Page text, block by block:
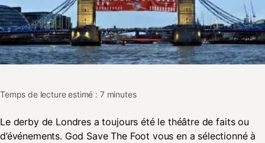
Temps de lecture estimé : 7 minutes
Le derby de Londres a toujours été le théâtre de faits ou
d’événements. God Save The Foot vous en a sélectionné à